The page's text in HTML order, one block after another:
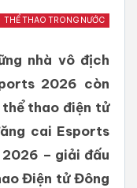
THỂ THAO TRONG NƯỚC
nhà vô địch
2026 còn
thao điện tử
cai Esports
2026 – giải đấu
Điện tử Đông